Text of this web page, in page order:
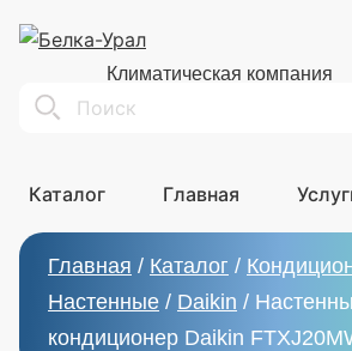
Климатическая компания
Search
Каталог Главная
Главная / Каталог /
Настенные / Daikin /
кондиционер Daikin